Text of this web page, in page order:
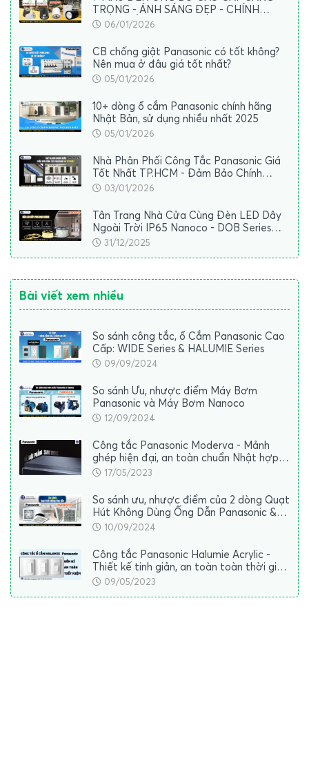
TRỌNG - ÁNH SÁNG ĐẸP - CHÍNH
HÃNG ĐỘ BỀN CAO
06/01/2026
CB chống giật Panasonic có tốt không?
Nên mua ở đâu giá tốt nhất?
05/01/2026
10+ dòng ổ cắm Panasonic chính hãng
Nhật Bản, sử dụng nhiều nhất 2025
05/01/2026
Nhà Phân Phối Công Tắc Panasonic Giá
Tốt Nhất TP.HCM - Đảm Bảo Chính
Hãng, Giao Hàng Nhanh Chóng
03/01/2026
Tân Trang Nhà Cửa Cùng Đèn LED Dây
Ngoài Trời IP65 Nanoco - DOB Series
Mới Ra Mắt 2025
31/12/2025
Bài viết xem nhiều
So sánh công tắc, ổ Cắm Panasonic Cao
Cấp: WIDE Series & HALUMIE Series
09/09/2024
So sánh Ưu, nhược điểm Máy Bơm
Panasonic và Máy Bơm Nanoco
12/09/2024
Công tắc Panasonic Moderva - Mảnh
ghép hiện đại, an toàn chuẩn Nhật hợp
mọi không gian
17/05/2023
So sánh ưu, nhược điểm của 2 dòng Quạt
Hút Không Dùng Ống Dẫn Panasonic &
Nanoco
10/09/2024
Công tắc Panasonic Halumie Acrylic -
Thiết kế tinh giản, an toàn toàn thời gian
(Video)
09/05/2023